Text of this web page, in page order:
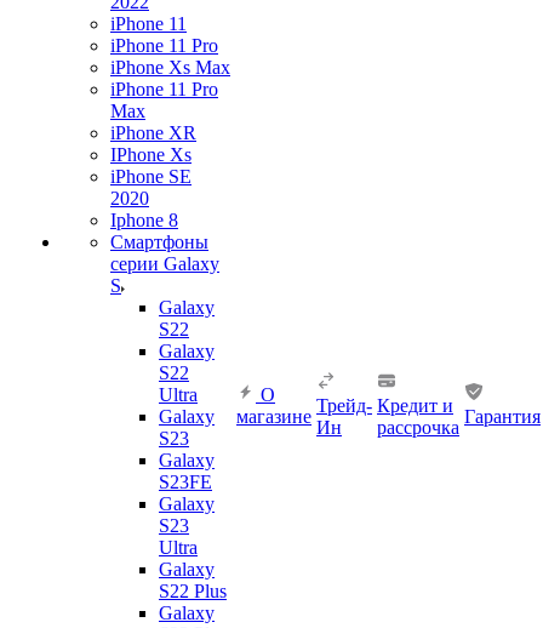
iPhone 11
iPhone 11 Pro
iPhone Xs Max
iPhone 11 Pro
Max
iPhone XR
IPhone Xs
iPhone SE
2020
Iphone 8
Смартфоны
серии Galaxy
S
Galaxy
S22
Galaxy
S22
Ultra
Galaxy
S23
Galaxy
S23FE
Galaxy
S23
Ultra
Galaxy
S22 Plus
Galaxy
О
магазине
Трейд-
Ин
Кредит и
рассрочка
Гарантия